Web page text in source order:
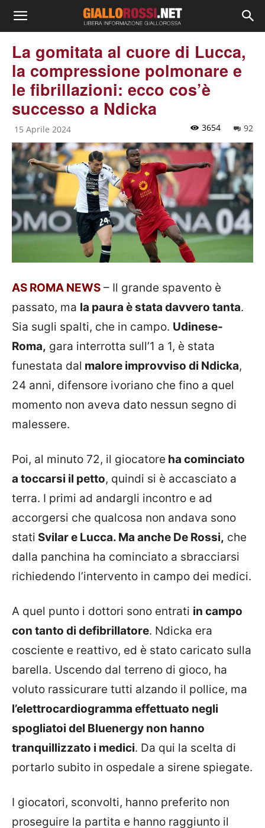
La gomitata al cuore di Lucca,
la compressione polmonare e
le fibrillazioni: ecco cos’è
successo a Ndicka
15 Aprile 2024 92
3654
AS ROMA NEWS – Il grande spavento è
passato, ma la paura è stata davvero tanta.
Sia sugli spalti, che in campo. Udinese-
Roma, gara interrotta sull’1 a 1, è stata
funestata dal malore improvviso di Ndicka,
24 anni, difensore ivoriano che fino a quel
momento non aveva dato nessun segno di
malessere.
Poi, al minuto 72, il giocatore ha cominciato
a toccarsi il petto, quindi si è accasciato a
terra. I primi ad andargli incontro e ad
accorgersi che qualcosa non andava sono
stati Svilar e Lucca. Ma anche De Rossi, che
dalla panchina ha cominciato a sbracciarsi
richiedendo l’intervento in campo dei medici.
A quel punto i dottori sono entrati in campo
con tanto di defibrillatore. Ndicka era
cosciente e reattivo, ed è stato caricato sulla
barella. Uscendo dal terreno di gioco, ha
voluto rassicurare tutti alzando il pollice, ma
l’elettrocardiogramma effettuato negli
spogliatoi del Bluenergy non hanno
tranquillizzato i medici. Da qui la scelta di
portarlo subito in ospedale a sirene spiegate.
I giocatori, sconvolti, hanno preferito non
proseguire la partita e hanno raggiunto il